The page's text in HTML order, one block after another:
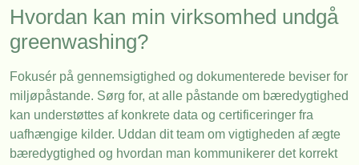
Hvordan kan min virksomhed undgå
greenwashing?
Fokusér på gennemsigtighed og dokumenterede beviser for
miljøpåstande. Sørg for, at alle påstande om bæredygtighed
kan understøttes af konkrete data og certificeringer fra
uafhængige kilder. Uddan dit team om vigtigheden af ægte
bæredygtighed og hvordan man kommunikerer det korrekt